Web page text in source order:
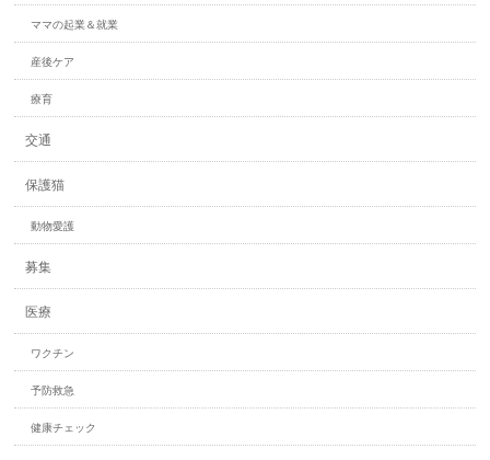
ママの起業＆就業
産後ケア
療育
交通
保護猫
動物愛護
募集
医療
ワクチン
予防救急
健康チェック